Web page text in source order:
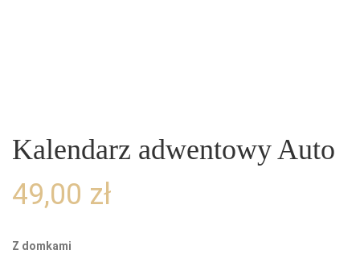
Kalendarz adwentowy Auto
49,00 zł
Z domkami